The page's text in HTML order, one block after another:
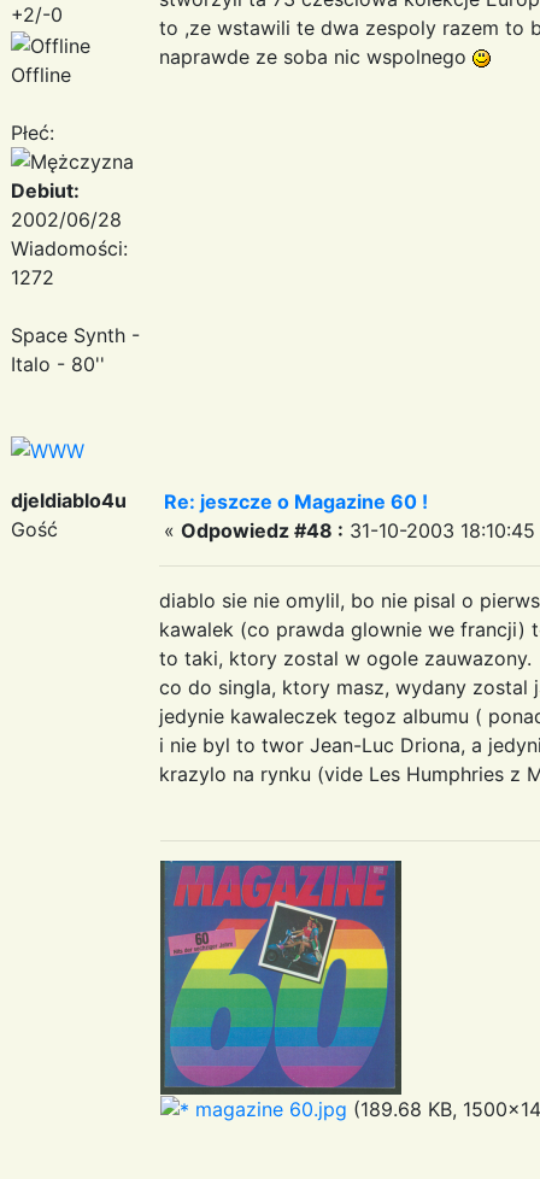
+2/-0
Offline
Płeć:
Debiut:
2002/06/28
Wiadomości:
1272
Space Synth -
Italo - 80''
to ,ze wstawili te dwa zespoly razem to
naprawde ze soba nic wspolnego
djeldiablo4u
Gość
Re: jeszcze o Magazine 60 !
« Odpowiedz #48 : 31-10-2003 18:10:45
diablo sie nie omylil, bo nie pisal o
kawalek (co prawda glownie we francji)
to taki, ktory zostal w ogole zauwazony.
co do singla, ktory masz, wydany zostal
jedynie kawaleczek tegoz albumu (
i nie byl to twor Jean-Luc Driona, a
krazylo na rynku (vide Les Humphries z
magazine 60.jpg (189.68 KB,